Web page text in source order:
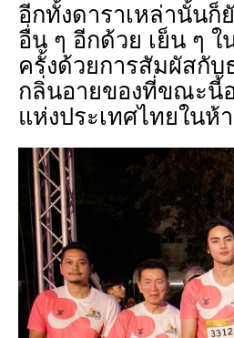
อีกทั้งดาราเหล่านั้น
อื่น ๆ อีกด้วย เย็น ๆ
ครั้งด้วยการสัมผัสกั
กลิ่นอายของที่ขณะนี้
แห่งประเทศไทยใน